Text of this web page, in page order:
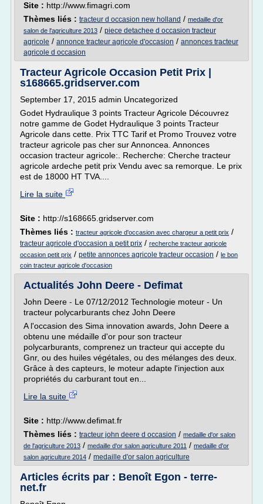
Site : http://www.fimagri.com
Thèmes liés : tracteur d occasion new holland / medaille d'or
salon de l'agriculture 2013 / piece detachee d occasion tracteur
agricole / annonce tracteur agricole d'occasion / annonces tracteur
agricole d occasion
Tracteur Agricole Occasion Petit Prix |
s168665.gridserver.com
September 17, 2015 admin Uncategorized
Godet Hydraulique 3 points Tracteur Agricole Découvrez
notre gamme de Godet Hydraulique 3 points Tracteur
Agricole dans cette. Prix TTC Tarif et Promo Trouvez votre
tracteur agricole pas cher sur Annoncea. Annonces
occasion tracteur agricole:. Recherche: Cherche tracteur
agricole ardeche petit prix Vendu avec sa remorque. Le prix
est de 18000 HT TVA....
Lire la suite
Site : http://s168665.gridserver.com
Thèmes liés : tracteur agricole d'occasion avec chargeur a petit prix /
tracteur agricole d'occasion a petit prix / recherche tracteur agricole
occasion petit prix / petite annonces agricole tracteur occasion / le bon
coin tracteur agricole d'occasion
Actualités John Deere - Defimat
John Deere - Le 07/12/2012 Technologie moteur - Un
tracteur polycarburants chez John Deere
A l'occasion des Sima innovation awards, John Deere a
obtenu une médaille d'or pour son tracteur
polycarburants, comprenez un tracteur qui accepte du
Gnr, ou des huiles végétales, ou des mélanges des deux.
Grâce à des capteurs, le moteur adapte l'injection aux
propriétés du carburant tout en...
Lire la suite
Site : http://www.defimat.fr
Thèmes liés : tracteur john deere d occasion / medaille d'or salon
de l'agriculture 2013 / medaille d'or salon agriculture 2011 / medaille d'or
salon agriculture 2014 / medaille d'or salon agriculture
Articles écrits par : Benoît Egon - terre-
net.fr